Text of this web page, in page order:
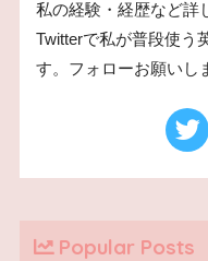
私の経験・経歴など詳
Twitterで私が普段使う
す。フォローお願いし
Popular Posts